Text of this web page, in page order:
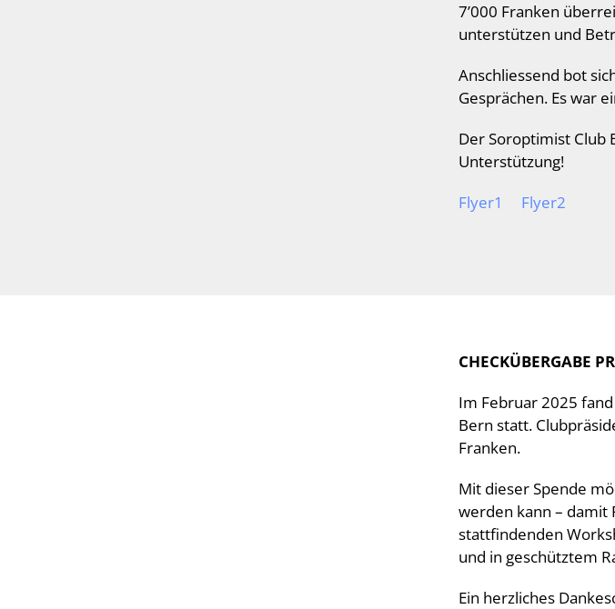
7’000 Franken
unterstützen und
Anschliessend bot
Gesprächen. Es war
Der Soroptimist Club
Unterstützung!
Flyer1
Flyer2
CHECKÜBERGABE
Im Februar 2025
Bern statt.
Franken.
Mit dieser Spende
werden kann – damit
stattfindenden
und in geschütztem
Ein herzliches